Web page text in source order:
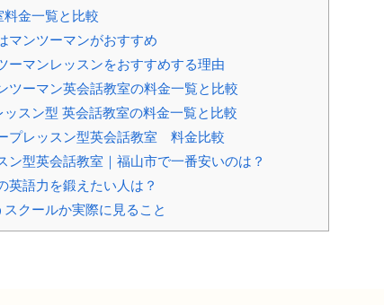
金一覧と比較
マンツーマンがおすすめ
ーマンレッスンをおすすめする理由
ツーマン英会話教室の料金一覧と比較
スン型 英会話教室の料金一覧と比較
プレッスン型英会話教室 料金比較
ン型英会話教室｜福山市で一番安いのは？
英語力を鍛えたい人は？
クールか実際に見ること